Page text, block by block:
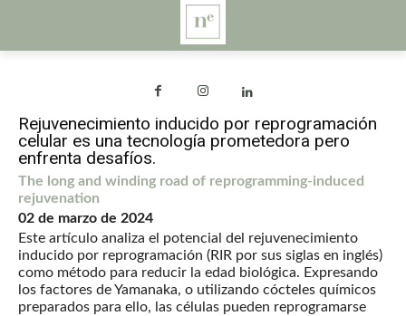
Rejuvenecimiento inducido por reprogramación
celular es una tecnología prometedora pero
enfrenta desafíos.
The long and winding road of reprogramming-induced
rejuvenation
02 de marzo de 2024
Este artículo analiza el potencial del rejuvenecimiento
inducido por reprogramación (RIR por sus siglas en inglés)
como método para reducir la edad biológica. Expresando
los factores de Yamanaka, o utilizando cócteles químicos
preparados para ello, las células pueden reprogramarse